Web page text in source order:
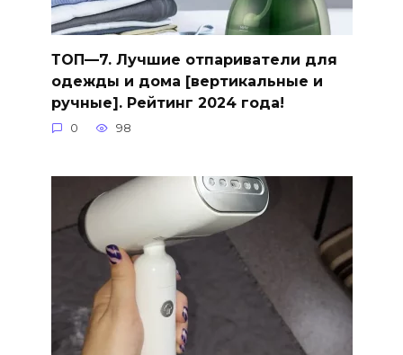
ТОП—7. Лучшие отпариватели для
одежды и дома [вертикальные и
ручные]. Рейтинг 2024 года!
0 98